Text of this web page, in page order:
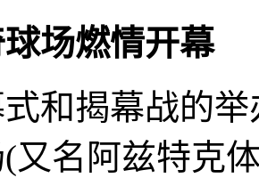
燃情开幕
揭幕战的举
又名阿兹特克